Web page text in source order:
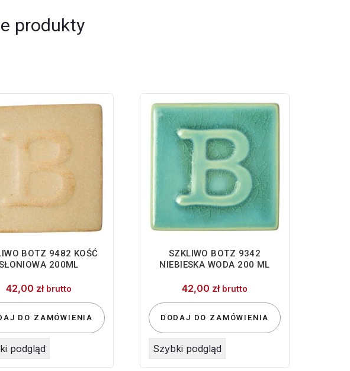
produkty
BOTZ 9482 KOŚĆ
200ML
42,00 zł brutto
DO ZAMÓWIENIA
podgląd
SZKLIWO BOTZ 9342
NIEBIESKA WODA 200 ML
42,00 zł brutto
DODAJ DO ZAMÓWIENIA
Szybki podgląd